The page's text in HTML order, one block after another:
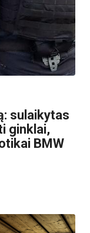
sulaikytas
ginklai,
BMW